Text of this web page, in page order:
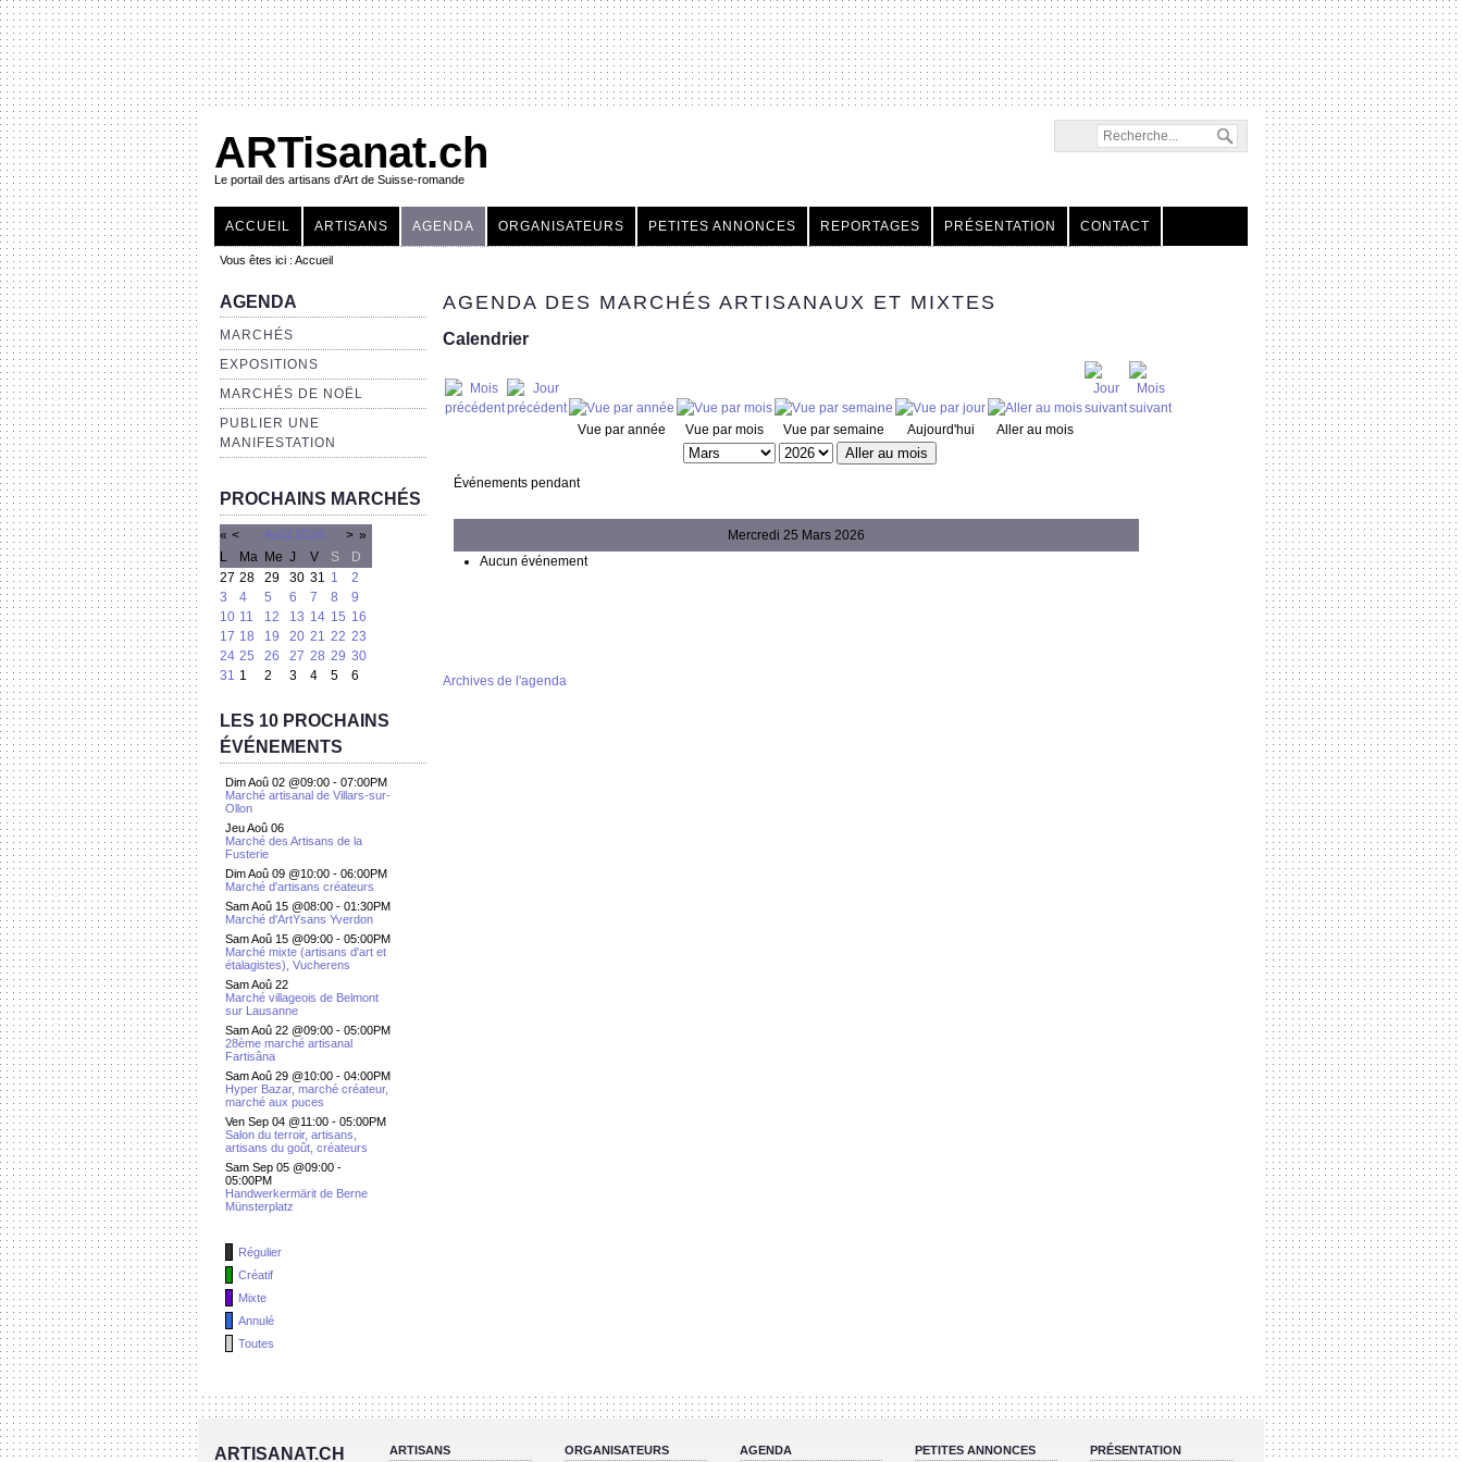
ARTisanat.ch
Le portail des artisans d'Art de Suisse-romande
ACCUEIL ARTISANS AGENDA ORGANISATEURS PETITES ANNONCES REPORTAGES PRÉSENTATION CONTACT
Vous êtes ici : Accueil
AGENDA
MARCHÉS
EXPOSITIONS
MARCHÉS DE NOËL
PUBLIER UNE
MANIFESTATION
PROCHAINS MARCHÉS
« < Août 2026 > »
L
Ma Me J V S
D
27 28 29 30 31 1
2
3
4 5 6 7 8
9
10 11 12 13 14 15 16
17 18 19 20 21 22 23
24 25 26 27 28 29 30
31 1 2 3 4 5 6
LES 10 PROCHAINS
ÉVÉNEMENTS
Dim Aoû 02 @09:00 - 07:00PM
Marché artisanal de Villars-sur-
Ollon
Jeu Aoû 06
Marché des Artisans de la
Fusterie
Dim Aoû 09 @10:00 - 06:00PM
Marché d'artisans créateurs
Sam Aoû 15 @08:00 - 01:30PM
Marché d'ArtYsans Yverdon
Sam Aoû 15 @09:00 - 05:00PM
Marché mixte (artisans d'art et
étalagistes), Vucherens
Sam Aoû 22
Marché villageois de Belmont
sur Lausanne
Sam Aoû 22 @09:00 - 05:00PM
28ème marché artisanal
Fartisâna
Sam Aoû 29 @10:00 - 04:00PM
Hyper Bazar, marché créateur,
marché aux puces
Ven Sep 04 @11:00 - 05:00PM
Salon du terroir, artisans,
artisans du goût, créateurs
Sam Sep 05 @09:00 -
05:00PM
Handwerkermärit de Berne
Münsterplatz
Régulier
Créatif
Mixte
Annulé
Toutes
AGENDA DES MARCHÉS ARTISANAUX ET MIXTES
Calendrier
Vue par année Vue par mois Vue par semaine Aujourd'hui Aller au mois
Aller au mois
Événements pendant
Mercredi 25 Mars 2026
Aucun événement
Archives de l'agenda
ARTISANAT.CH ARTISANS ORGANISATEURS AGENDA PETITES ANNONCES PRÉSENTATION